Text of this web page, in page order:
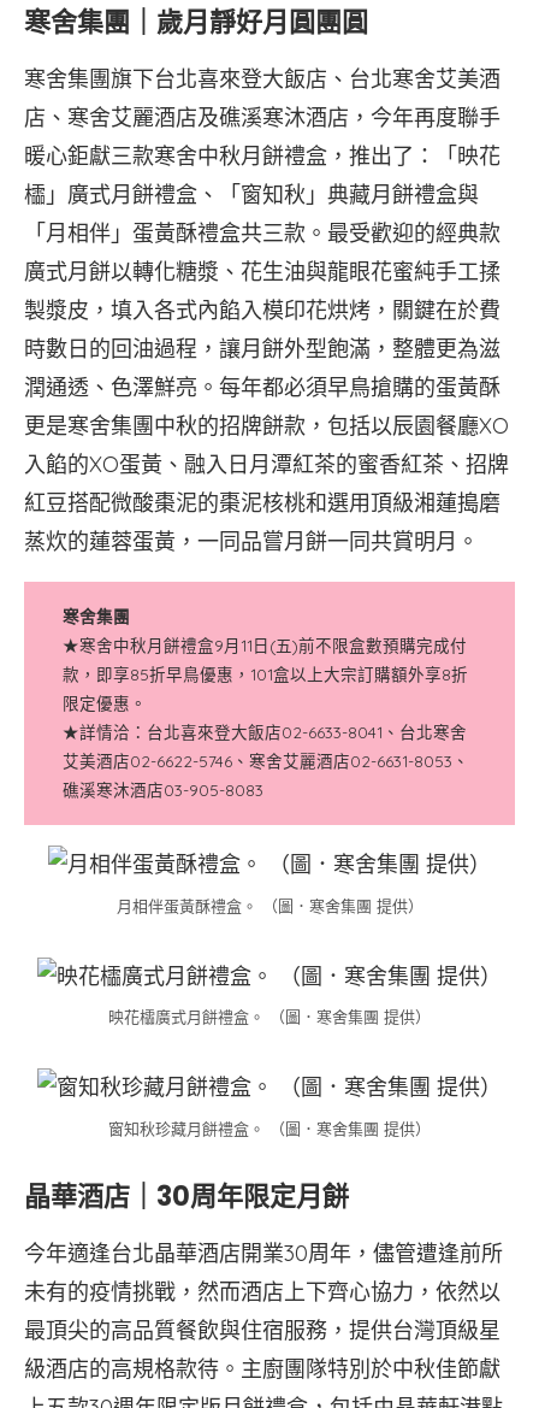
寒舍集團｜歲月靜好月圓團圓
寒舍集團旗下台北喜來登大飯店、台北寒舍艾美酒
店、寒舍艾麗酒店及礁溪寒沐酒店，今年再度聯手
暖心鉅獻三款寒舍中秋月餅禮盒，推出了：「映花
櫺」廣式月餅禮盒、「窗知秋」典藏月餅禮盒與
「月相伴」蛋黃酥禮盒共三款。最受歡迎的經典款
廣式月餅以轉化糖漿、花生油與龍眼花蜜純手工揉
製漿皮，填入各式內餡入模印花烘烤，關鍵在於費
時數日的回油過程，讓月餅外型飽滿，整體更為滋
潤通透、色澤鮮亮。每年都必須早鳥搶購的蛋黃酥
更是寒舍集團中秋的招牌餅款，包括以辰園餐廳XO
入餡的XO蛋黃、融入日月潭紅茶的蜜香紅茶、招牌
紅豆搭配微酸棗泥的棗泥核桃和選用頂級湘蓮搗磨
蒸炊的蓮蓉蛋黃，一同品嘗月餅一同共賞明月。
寒舍集團
★寒舍中秋月餅禮盒9月11日(五)前不限盒數預購完成付
款，即享85折早鳥優惠，101盒以上大宗訂購額外享8折
限定優惠。
★詳情洽：台北喜來登大飯店02-6633-8041、台北寒舍
艾美酒店02-6622-5746、寒舍艾麗酒店02-6631-8053、
礁溪寒沐酒店03-905-8083
月相伴蛋黃酥禮盒。 （圖．寒舍集團 提供）
映花櫺廣式月餅禮盒。 （圖．寒舍集團 提供）
窗知秋珍藏月餅禮盒。 （圖．寒舍集團 提供）
晶華酒店｜30周年限定月餅
今年適逢台北晶華酒店開業30周年，儘管遭逢前所
未有的疫情挑戰，然而酒店上下齊心協力，依然以
最頂尖的高品質餐飲與住宿服務，提供台灣頂級星
級酒店的高規格款待。主廚團隊特別於中秋佳節獻